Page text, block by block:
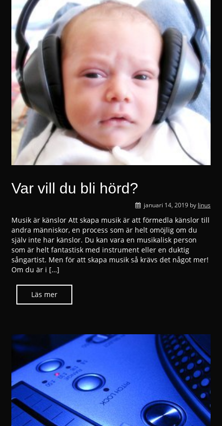
Var vill du bli hörd?
januari 14, 2019by linus
Musik är känslor Att skapa musik är att förmedla känslor till
andra människor, en process som är helt omöjlig om du
själv inte har känslor. Du kan vara en musikalisk person
som är helt fantastisk med instrument eller en duktig
sångartist. Men för att skapa musik så krävs det något mer!
Om du är i […]